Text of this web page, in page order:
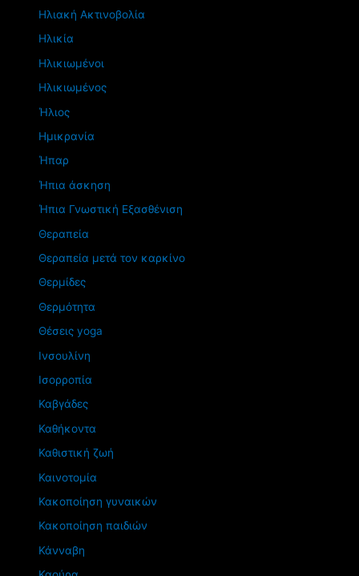
Ηλιακή Ακτινοβολία
Ηλικία
Ηλικιωμένοι
Ηλικιωμένος
Ήλιος
Ημικρανία
Ήπαρ
Ήπια άσκηση
Ήπια Γνωστική Εξασθένιση
Θεραπεία
Θεραπεία μετά τον καρκίνο
Θερμίδες
Θερμότητα
Θέσεις yoga
Ινσουλίνη
Ισορροπία
Καβγάδες
Καθήκοντα
Καθιστική ζωή
Καινοτομία
Κακοποίηση γυναικών
Κακοποίηση παιδιών
Κάνναβη